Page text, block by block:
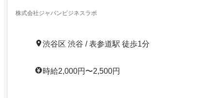
株式会社ジャパンビジネスラボ
渋谷区 渋谷 / 表参道駅 徒歩1分
時給2,000円〜2,500円